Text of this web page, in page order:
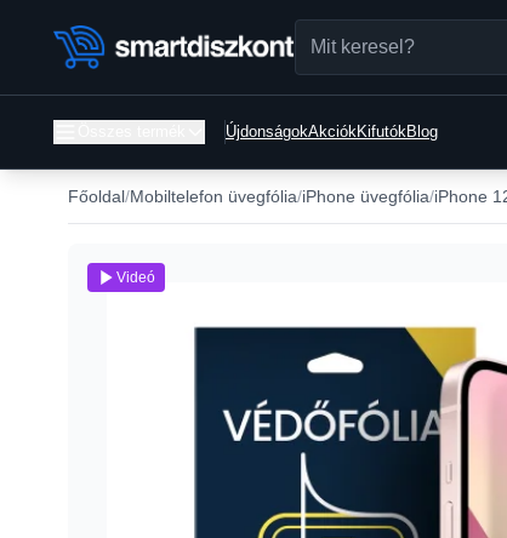
ÚjdonságokAkciókKifutókBlog
Főoldal Mobiltelefon üvegfólia iPhone üvegfólia iPhone
Videó